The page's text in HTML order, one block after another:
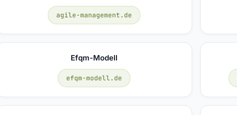
agile-management.de
Efqm-Modell
efqm-modell.de